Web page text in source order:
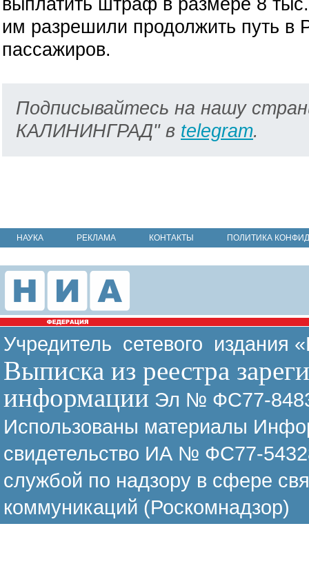
им разрешили продолжить путь в
пассажиров.
Подписывайтесь на нашу
КАЛИНИНГРАД" в telegram.
НАУКА РЕКЛАМА КОНТАКТЫ ПОЛИТИКА
Учредитель сетевого издания
Выписка из реестра
информации Эл № ФС77-
Использованы материалы
свидетельство ИА № ФС77-
службой по надзору в сфере
коммуникаций (Роскомнадзор)